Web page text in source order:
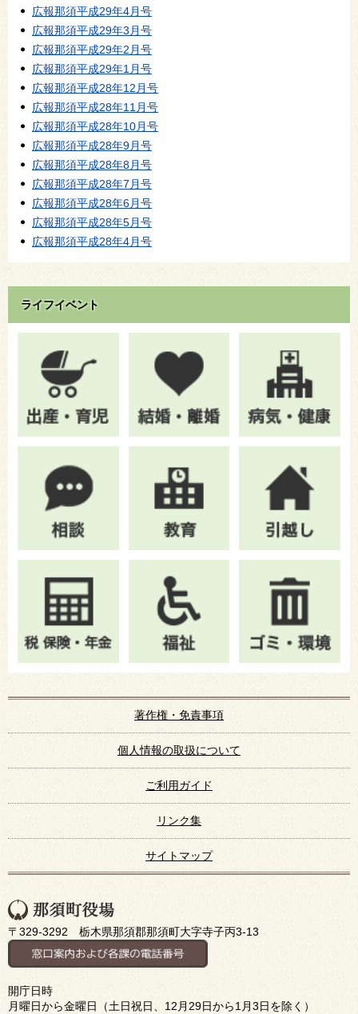
広報那須平成29年4月号
広報那須平成29年3月号
広報那須平成29年2月号
広報那須平成29年1月号
広報那須平成28年12月号
広報那須平成28年11月号
広報那須平成28年10月号
広報那須平成28年9月号
広報那須平成28年8月号
広報那須平成28年7月号
広報那須平成28年6月号
広報那須平成28年5月号
広報那須平成28年4月号
ライフイベント
著作権・免責事項
個人情報の取扱について
ご利用ガイド
リンク集
サイトマップ
〒329-3292 栃木県那須郡那須町大字寺子丙3-13
開庁日時
月曜日から金曜日（土日祝日、12月29日から1月3日を除く）